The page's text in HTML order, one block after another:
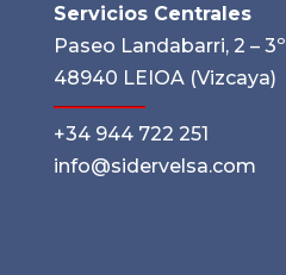
Servicios Centrales
Paseo Landabarri, 2 – 3º
48940 LEIOA (Vizcaya)
+34 944 722 251
info@sidervelsa.com